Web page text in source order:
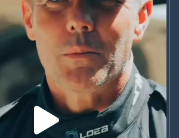
et on recommence ?
vibrer pour cette 50ᵉ édition au